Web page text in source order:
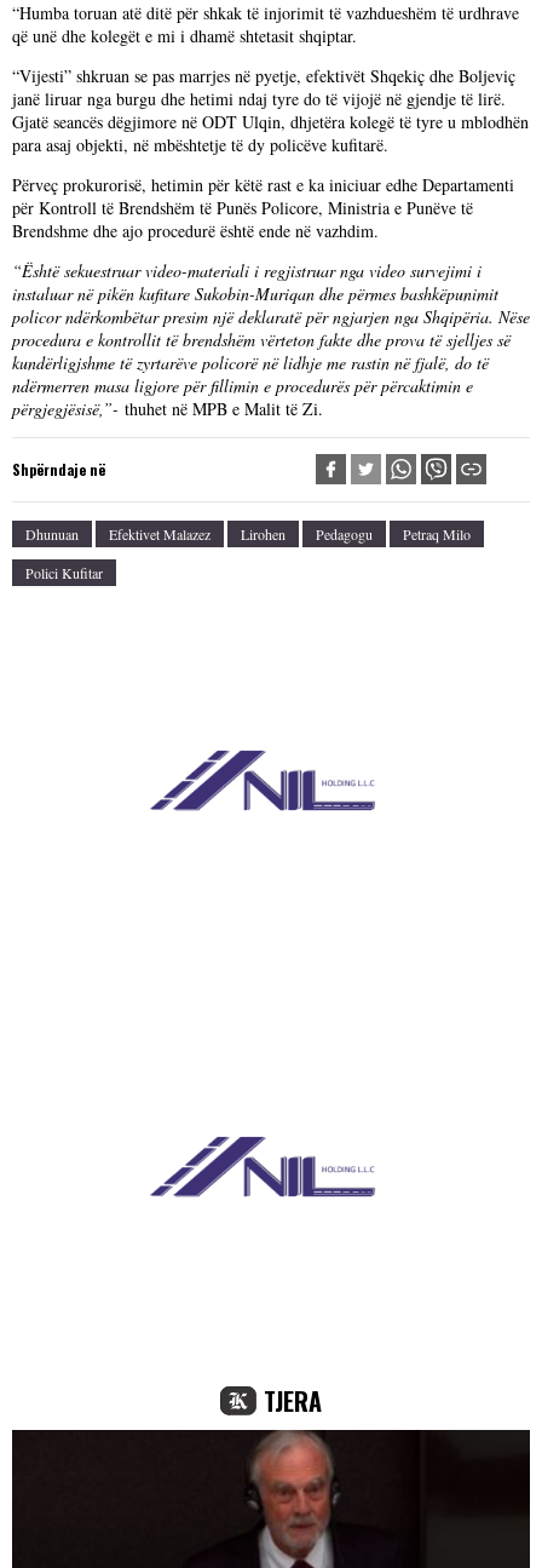
“Humba toruan atë ditë për shkak të injorimit të vazhdueshëm të urdhrave
që unë dhe kolegët e mi i dhamë shtetasit shqiptar.
“Vijesti” shkruan se pas marrjes në pyetje, efektivët Shqekiç dhe Boljeviç
janë liruar nga burgu dhe hetimi ndaj tyre do të vijojë në gjendje të lirë.
Gjatë seancës dëgjimore në ODT Ulqin, dhjetëra kolegë të tyre u mblodhën
para asaj objekti, në mbështetje të dy policëve kufitarë.
Përveç prokurorisë, hetimin për këtë rast e ka iniciuar edhe Departamenti
për Kontroll të Brendshëm të Punës Policore, Ministria e Punëve të
Brendshme dhe ajo procedurë është ende në vazhdim.
“Është sekuestruar video-materiali i regjistruar nga video survejimi i
instaluar në pikën kufitare Sukobin-Muriqan dhe përmes bashkëpunimit
policor ndërkombëtar presim një deklaratë për ngjarjen nga Shqipëria. Nëse
procedura e kontrollit të brendshëm vërteton fakte dhe prova të sjelljes së
kundërligjshme të zyrtarëve policorë në lidhje me rastin në fjalë, do të
ndërmerren masa ligjore për fillimin e procedurës për përcaktimin e
përgjegjësisë,”- thuhet në MPB e Malit të Zi.
Shpërndaje në
Dhunuan Efektivet Malazez Lirohen Pedagogu
Petraq Milo
Polici Kufitar
TJERA